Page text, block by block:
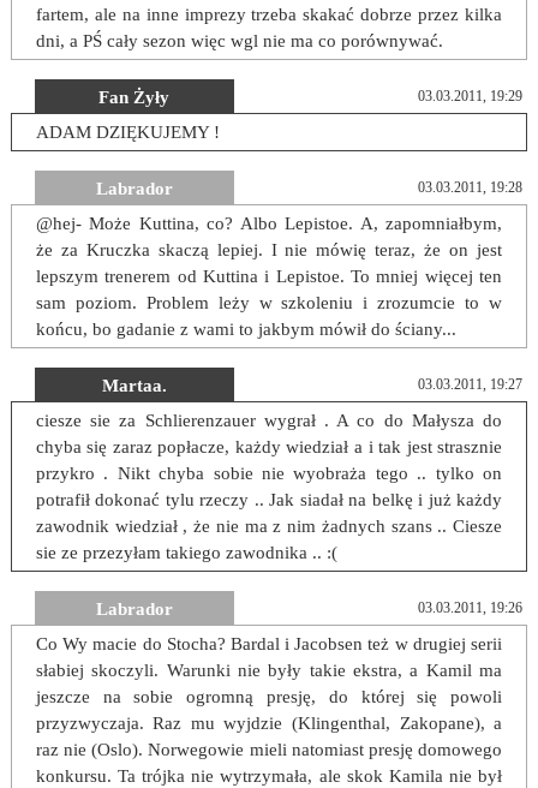
fartem, ale na inne imprezy trzeba skakać dobrze przez kilka
dni, a PŚ cały sezon więc wgl nie ma co porównywać.
Fan Żyły 03.03.2011, 19:29
ADAM DZIĘKUJEMY !
Labrador 03.03.2011, 19:28
@hej- Może Kuttina, co? Albo Lepistoe. A, zapomniałbym,
że za Kruczka skaczą lepiej. I nie mówię teraz, że on jest
lepszym trenerem od Kuttina i Lepistoe. To mniej więcej ten
sam poziom. Problem leży w szkoleniu i zrozumcie to w
końcu, bo gadanie z wami to jakbym mówił do ściany...
Martaa. 03.03.2011, 19:27
ciesze sie za Schlierenzauer wygrał . A co do Małysza do
chyba się zaraz popłacze, każdy wiedział a i tak jest strasznie
przykro . Nikt chyba sobie nie wyobraża tego .. tylko on
potrafił dokonać tylu rzeczy .. Jak siadał na belkę i już każdy
zawodnik wiedział , że nie ma z nim żadnych szans .. Ciesze
sie ze przezyłam takiego zawodnika .. :(
Labrador 03.03.2011, 19:26
Co Wy macie do Stocha? Bardal i Jacobsen też w drugiej serii
słabiej skoczyli. Warunki nie były takie ekstra, a Kamil ma
jeszcze na sobie ogromną presję, do której się powoli
przyzwyczaja. Raz mu wyjdzie (Klingenthal, Zakopane), a
raz nie (Oslo). Norwegowie mieli natomiast presję domowego
konkursu. Ta trójka nie wytrzymała, ale skok Kamila nie był